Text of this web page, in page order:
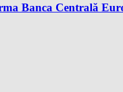
Banca Centrală